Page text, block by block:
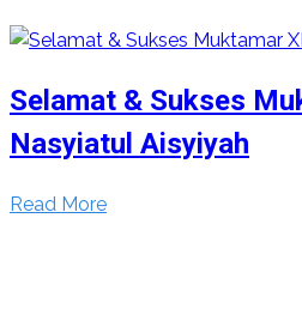
Selamat & Sukses
Nasyiatul Aisyiyah
Read More